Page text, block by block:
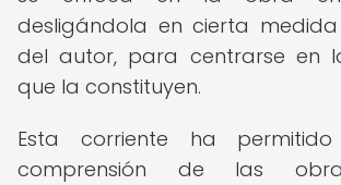
desligándola en cierta
del autor, para centrarse en
que la constituyen.
Esta corriente ha
comprensión de las